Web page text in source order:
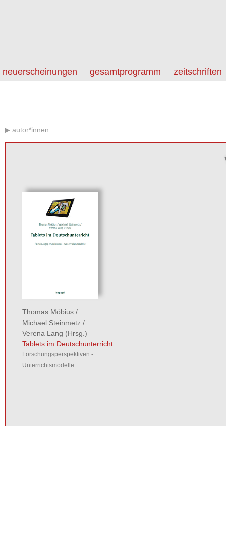
neuerscheinungen gesamtprogramm zeitschriften
autor*innen
Thomas Möbius /
Michael Steinmetz /
Verena Lang (Hrsg.)
Tablets im Deutschunterricht
Forschungsperspektiven -
Unterrichtsmodelle